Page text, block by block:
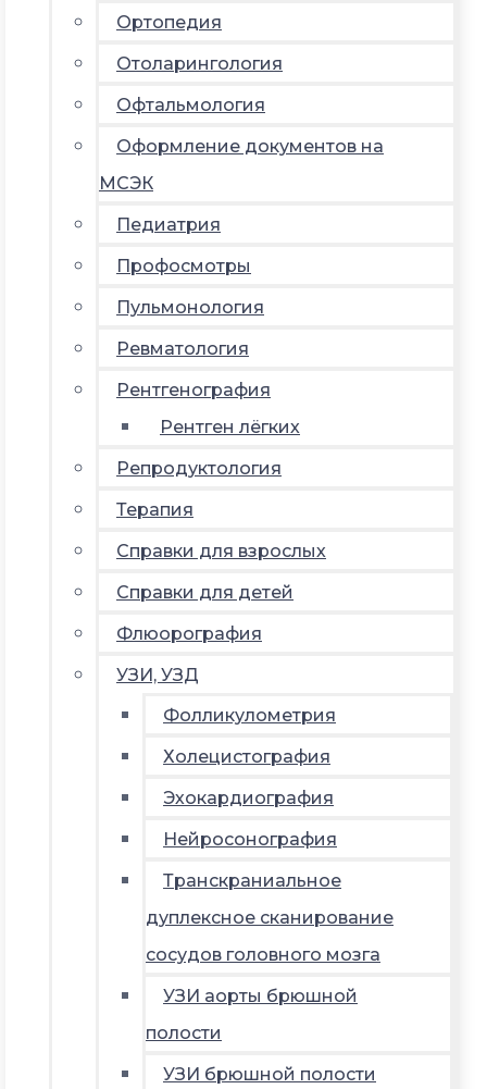
Ортопедия
Отоларингология
Офтальмология
Оформление документов на
МСЭК
Педиатрия
Профосмотры
Пульмонология
Ревматология
Рентгенография
Рентген лёгких
Репродуктология
Терапия
Справки для взрослых
Справки для детей
Флюорография
УЗИ, УЗД
Фолликулометрия
Холецистография
Эхокардиография
Нейросонография
Транскраниальное
дуплексное сканирование
сосудов головного мозга
УЗИ аорты брюшной
полости
УЗИ брюшной полости